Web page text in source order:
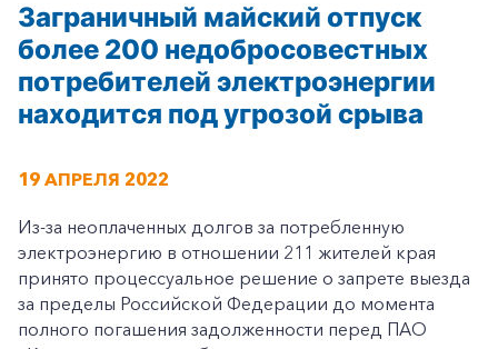
Заграничный майский отпуск
более 200 недобросовестных
потребителей электроэнергии
находится под угрозой срыва
19 АПРЕЛЯ 2022
Из-за неоплаченных долгов за потребленную
электроэнергию в отношении 211 жителей края
принято процессуальное решение о запрете выезда
за пределы Российской Федерации до момента
полного погашения задолженности перед ПАО